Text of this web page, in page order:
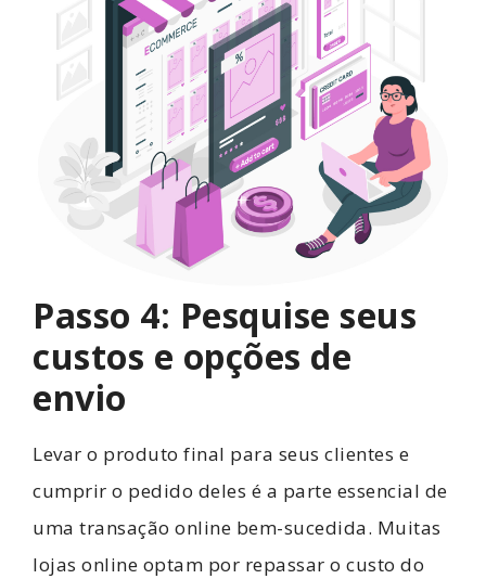
Passo 4: Pesquise seus
custos e opções de
envio
Levar o produto final para seus clientes e
cumprir o pedido deles é a parte essencial de
uma transação online bem-sucedida. Muitas
lojas online optam por repassar o custo do